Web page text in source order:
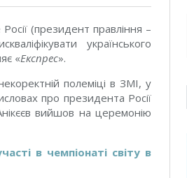
(президент правління –
українського
«Експрес».
полеміці в ЗМІ, у
про президента Росії
вийшов на церемонію
в чемпіонаті світу в